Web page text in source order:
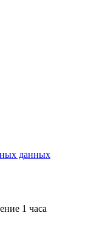
данных
1 часа